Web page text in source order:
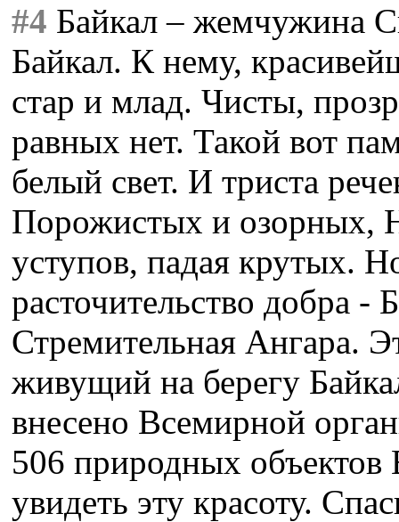
#4 Байкал – жемчужина
Байкал. К нему,
стар и млад. Чисты,
равных нет. Такой вот
белый свет. И триста
Порожистых и озорных,
уступов, падая крутых.
расточительство добра -
Стремительная Ангара.
живущий на берегу
внесено Всемирной
506 природных
увидеть эту красоту.